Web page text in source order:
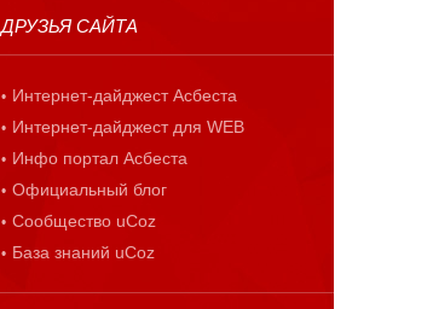
ДРУЗЬЯ САЙТА
Интернет-дайджест Асбеста
Интернет-дайджест для WEB
Инфо портал Асбеста
Официальный блог
Сообщество uCoz
База знаний uCoz